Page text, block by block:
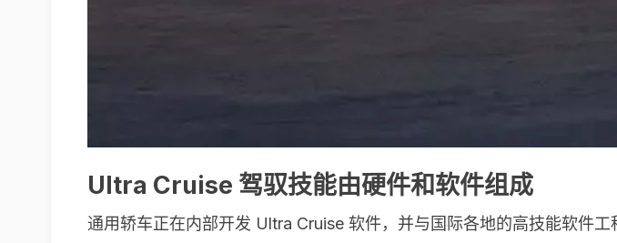
Ultra Cruise 驾驭技能由硬件和软件组成
通用轿车正在内部开发 Ultra Cruise 软件，并与国际各地的高技能软件